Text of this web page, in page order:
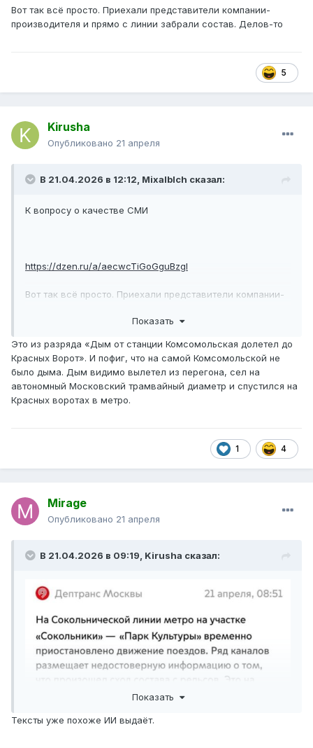
Вот так всё просто. Приехали представители компании-
производителя и прямо с линии забрали состав. Делов-то
5
Kirusha
Опубликовано 21 апреля
В 21.04.2026 в 12:12, Mixalblch сказал:
К вопросу о качестве СМИ
https://dzen.ru/a/aecwcTiGoGguBzgl
Вот так всё просто. Приехали представители компании-
Показать
Это из разряда «Дым от станции Комсомольская долетел до
Красных Ворот». И пофиг, что на самой Комсомольской не
было дыма. Дым видимо вылетел из перегона, сел на
автономный Московский трамвайный диаметр и спустился на
Красных воротах в метро.
1 4
Mirage
Опубликовано 21 апреля
В 21.04.2026 в 09:19, Kirusha сказал:
Показать
Тексты уже похоже ИИ выдаёт.